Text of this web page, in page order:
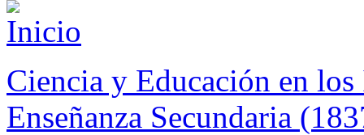
Ciencia y Educación en
Enseñanza Secundaria